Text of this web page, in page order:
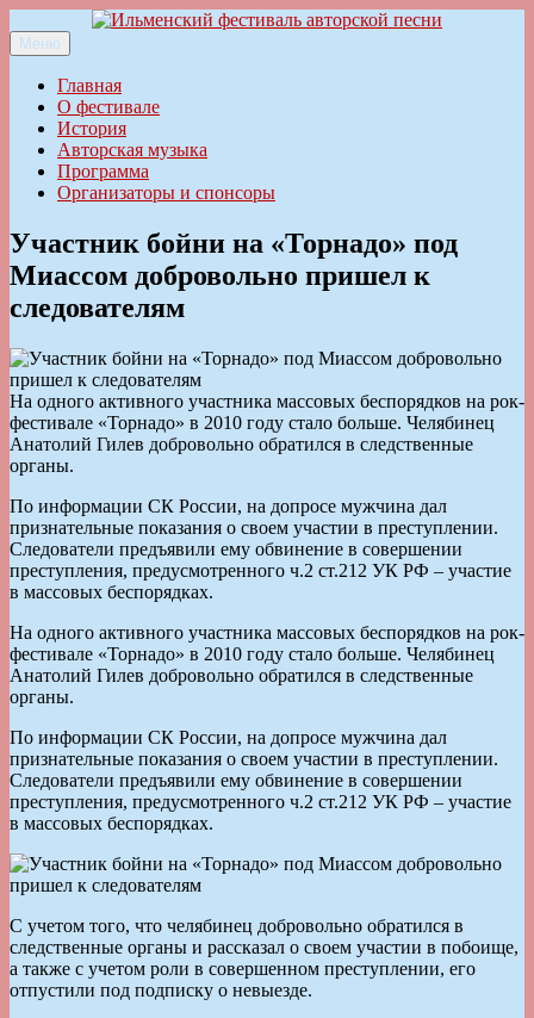
к
содержимому
Ильменский фестиваль авторской песни
Меню
Главная
О фестивале
История
Авторская музыка
Программа
Организаторы и спонсоры
Участник бойни на «Торнадо» под
Миассом добровольно пришел к
следователям
На одного активного участника массовых беспорядков на рок-
фестивале «Торнадо» в 2010 году стало больше. Челябинец
Анатолий Гилев добровольно обратился в следственные
органы.
По информации СК России, на допросе мужчина дал
признательные показания о своем участии в преступлении.
Следователи предъявили ему обвинение в совершении
преступления, предусмотренного ч.2 ст.212 УК РФ – участие
в массовых беспорядках.
На одного активного участника массовых беспорядков на рок-
фестивале «Торнадо» в 2010 году стало больше. Челябинец
Анатолий Гилев добровольно обратился в следственные
органы.
По информации СК России, на допросе мужчина дал
признательные показания о своем участии в преступлении.
Следователи предъявили ему обвинение в совершении
преступления, предусмотренного ч.2 ст.212 УК РФ – участие
в массовых беспорядках.
С учетом того, что челябинец добровольно обратился в
следственные органы и рассказал о своем участии в побоище,
а также с учетом роли в совершенном преступлении, его
отпустили под подписку о невыезде.